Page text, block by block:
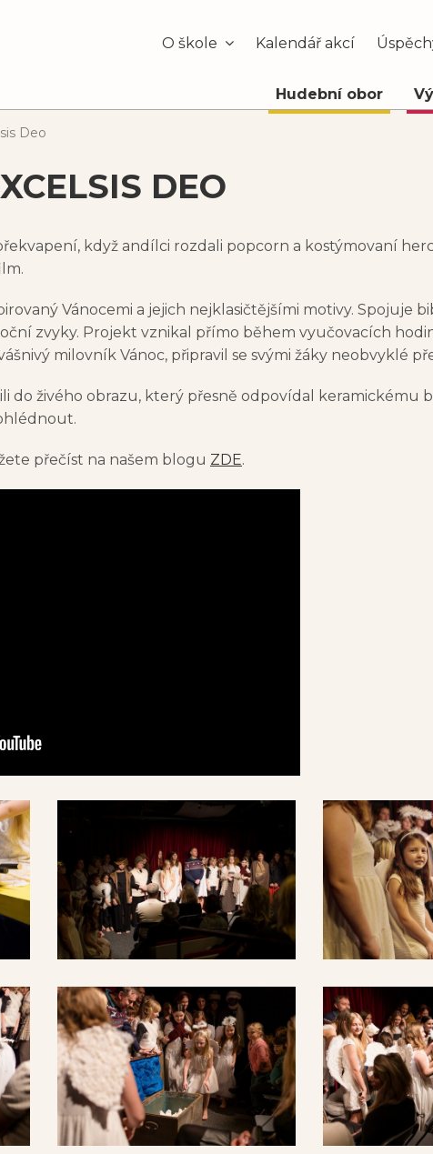
O škole Kalendář akcí
Hudební obor
Deo
DEO
když andílci rozdali popcorn a kostýmovaní
Vánocemi a jejich nejklasičtějšími motivy. Spojuje
zvyky. Projekt vznikal přímo během vyučovacích
milovník Vánoc, připravil se svými žáky neobvyklé
do živého obrazu, který přesně odpovídal
přečíst na našem blogu ZDE.